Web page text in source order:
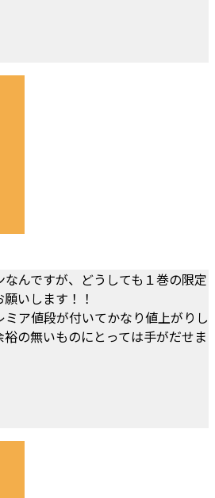
んですが、どうしても１巻の限定
いします！！
ア値段が付いてかなり値上がりし
の無いものにとっては手がだせま